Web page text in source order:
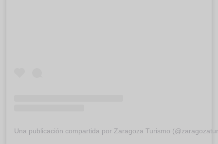
Una publicación compartida por Zaragoza Turismo